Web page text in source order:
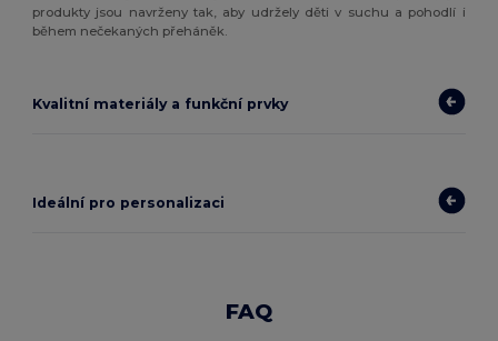
produkty jsou navrženy tak, aby udržely děti v suchu a pohodlí i
během nečekaných přeháněk.
Kvalitní materiály a funkční prvky
Ideální pro personalizaci
FAQ